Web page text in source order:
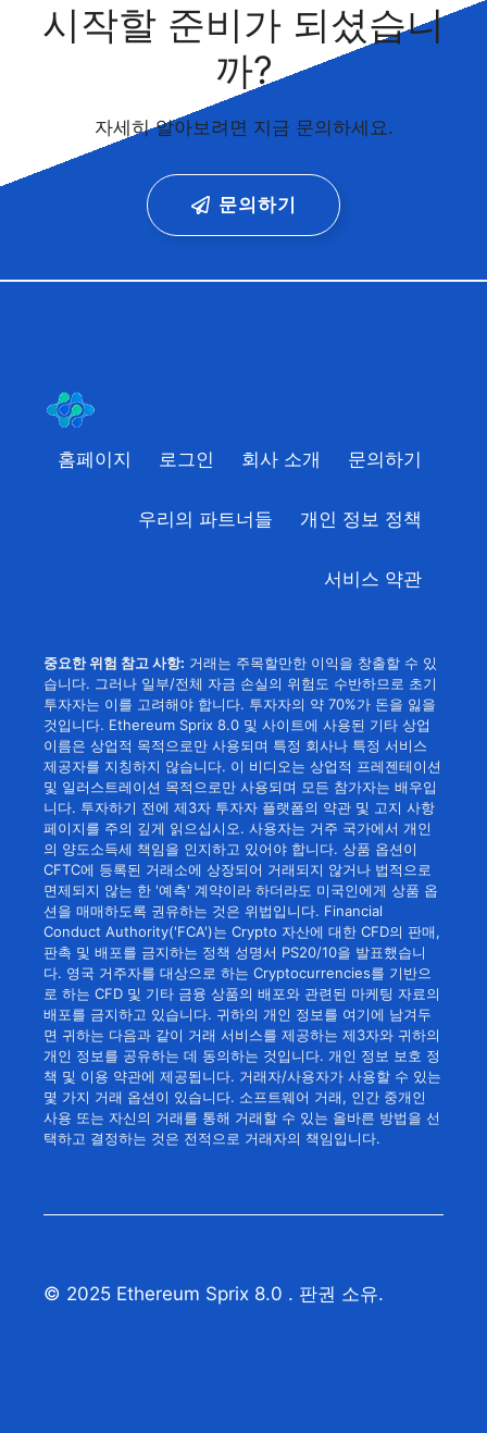
시작할 준비가 되셨습니
까?
자세히 알아보려면 지금 문의하세요.
문의하기
홈페이지 로그인 회사 소개 문의하기
우리의 파트너들 개인 정보 정책
서비스 약관
중요한 위험 참고 사항: 거래는 주목할만한 이익을 창출할 수 있
습니다. 그러나 일부/전체 자금 손실의 위험도 수반하므로 초기
투자자는 이를 고려해야 합니다. 투자자의 약 70%가 돈을 잃을
것입니다. Ethereum Sprix 8.0 및 사이트에 사용된 기타 상업
이름은 상업적 목적으로만 사용되며 특정 회사나 특정 서비스
제공자를 지칭하지 않습니다. 이 비디오는 상업적 프레젠테이션
및 일러스트레이션 목적으로만 사용되며 모든 참가자는 배우입
니다. 투자하기 전에 제3자 투자자 플랫폼의 약관 및 고지 사항
페이지를 주의 깊게 읽으십시오. 사용자는 거주 국가에서 개인
의 양도소득세 책임을 인지하고 있어야 합니다. 상품 옵션이
CFTC에 등록된 거래소에 상장되어 거래되지 않거나 법적으로
면제되지 않는 한 '예측' 계약이라 하더라도 미국인에게 상품 옵
션을 매매하도록 권유하는 것은 위법입니다. Financial
Conduct Authority('FCA')는 Crypto 자산에 대한 CFD의 판매,
판촉 및 배포를 금지하는 정책 성명서 PS20/10을 발표했습니
다. 영국 거주자를 대상으로 하는 Cryptocurrencies를 기반으
로 하는 CFD 및 기타 금융 상품의 배포와 관련된 마케팅 자료의
배포를 금지하고 있습니다. 귀하의 개인 정보를 여기에 남겨두
면 귀하는 다음과 같이 거래 서비스를 제공하는 제3자와 귀하의
개인 정보를 공유하는 데 동의하는 것입니다. 개인 정보 보호 정
책 및 이용 약관에 제공됩니다. 거래자/사용자가 사용할 수 있는
몇 가지 거래 옵션이 있습니다. 소프트웨어 거래, 인간 중개인
사용 또는 자신의 거래를 통해 거래할 수 있는 올바른 방법을 선
택하고 결정하는 것은 전적으로 거래자의 책임입니다.
© 2025 Ethereum Sprix 8.0 . 판권 소유.